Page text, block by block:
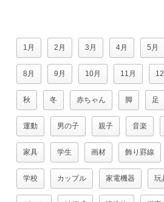
1月 2月 3月 4月 5月
8月 9月 10月 11月
秋 冬 赤ちゃん 脚 足
運動 男の子 親子 音楽
家具 学生 画材 飾り罫線
学校 カップル 家電機器 玩